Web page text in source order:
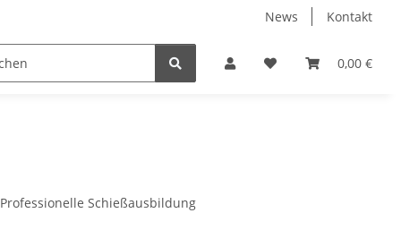
News Kontakt
0,00 €
Alkon-Protection Bildung & Beratungs UG Leistungen
Professionelle Schießausbildung